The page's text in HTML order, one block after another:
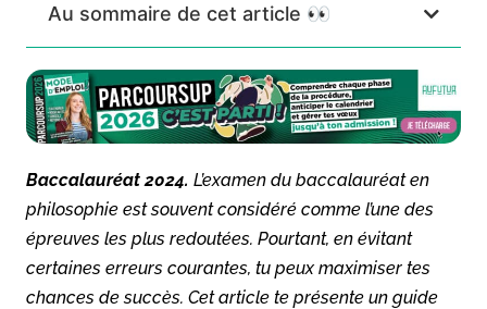
Au sommaire de cet article 👀
Baccalauréat 2024. L’examen du baccalauréat en
philosophie est souvent considéré comme l’une des
épreuves les plus redoutées. Pourtant, en évitant
certaines erreurs courantes, tu peux maximiser tes
chances de succès. Cet article te présente un guide